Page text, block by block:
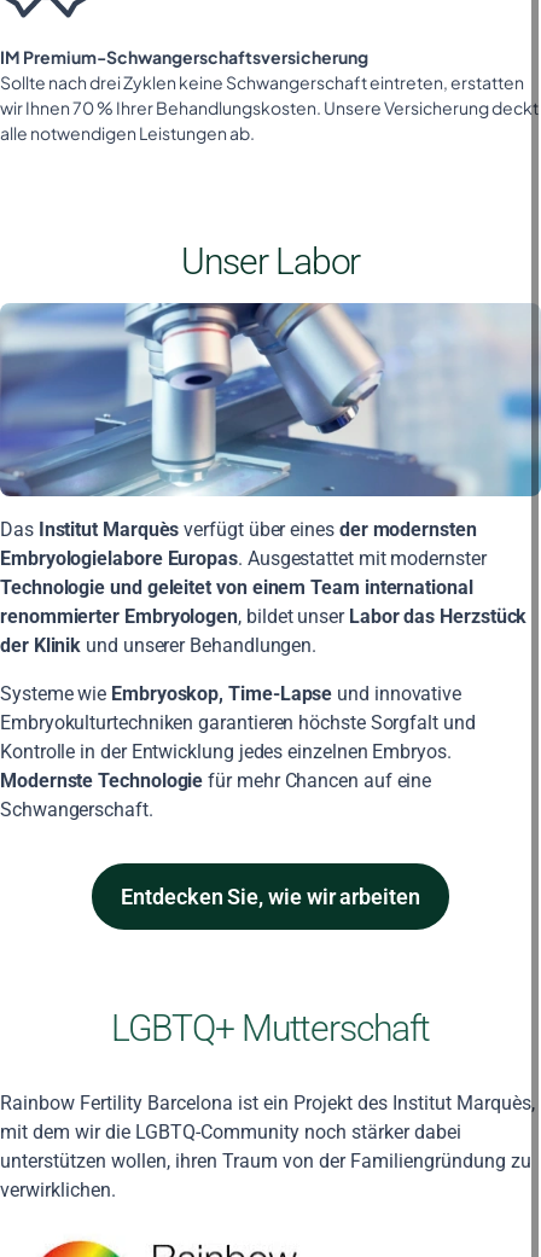
IM Premium-Schwangerschaftsversicherung
Sollte nach drei Zyklen keine Schwangerschaft eintreten, erstatten
wir Ihnen 70 % Ihrer Behandlungskosten. Unsere Versicherung deckt
alle notwendigen Leistungen ab.
Unser Labor
Das Institut Marquès verfügt über eines der modernsten
Embryologielabore Europas. Ausgestattet mit modernster
Technologie und geleitet von einem Team international
renommierter Embryologen, bildet unserLabor das Herzstück
der Klinik und unserer Behandlungen.
Systeme wie Embryoskop, Time-Lapse und innovative
Embryokulturtechniken garantieren höchste Sorgfalt und
Kontrolle in der Entwicklung jedes einzelnen Embryos.
Modernste Technologie für mehr Chancen auf eine
Schwangerschaft.
Entdecken Sie, wie wir arbeiten
LGBTQ+ Mutterschaft
Rainbow Fertility Barcelona ist ein Projekt des Institut Marquès,
mit dem wir die LGBTQ-Community noch stärker dabei
unterstützen wollen, ihren Traum von der Familiengründung zu
verwirklichen.